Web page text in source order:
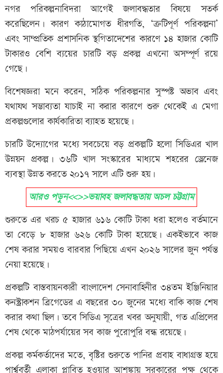
নগর পরিকল্পনাবিদরা আগেই জলাবদ্ধতার বিষয়ে সতর্ক
করেছিলেন। কারণ কাঠামোগত ধীরগতি, ‘ত্রুটিপূর্ণ পরিকল্পনা’
এবং সাম্প্রতিক প্রশাসনিক স্থগিতাদেশের কারণে ১৪ হাজার কোটি
টাকারও বেশি ব্যয়ের চারটি বড় প্রকল্প এখনো অসম্পূর্ণ রয়ে
গেছে।
বিশেষজ্ঞরা মনে করেন, সঠিক পরিকল্পনার সুস্পষ্ট অভাব এবং
যথাযথ সম্ভাব্যতা যাচাই না করার কারণে শুরু থেকেই এ মেগা
প্রকল্পগুলোর কার্যকারিতা ব্যাহত হয়েছে।
চারটি উদ্যোগের মধ্যে সবচেয়ে বড় প্রকল্পটি হলো সিডিএর খাল
উন্নয়ন প্রকল্প। ৩৬টি খাল সংস্কারের মাধ্যমে শহরের ড্রেনেজ
ব্যবস্থা উন্নত করতে ২০১৭ সালে এটি শুরু হয়।
আরও পড়ুন<<>>ভয়াবহ জলাবদ্ধতায় অচল চট্টগ্রাম
শুরুতে এর খরচ ৫ হাজার ৬১৬ কোটি টাকা ধরা হলেও বর্তমানে
তা বেড়ে ৮ হাজার ৬২৬ কোটি টাকা হয়েছে। একইভাবে কাজ
শেষ করার সময়ও বারবার পিছিয়ে এখন ২০২৬ সালের জুন পর্যন্ত
নেয়া হয়েছে।
প্রকল্পটি বাস্তবায়নকারী বাংলাদেশ সেনাবাহিনীর ৩৪তম ইঞ্জিনিয়ার
কনস্ট্রাকশন ব্রিগেডের এ বছরের ৩০ জুনের মধ্যে বাকি কাজ শেষ
করার কথা ছিল। তবে সিডিএ সূত্রের খবর অনুযায়ী, গত এপ্রিলের
শেষ থেকে মাঠপর্যায়ের সব কাজ পুরোপুরি বন্ধ রয়েছে।
প্রকল্প কর্মকর্তাদের মতে, বৃষ্টির শুরুতে পানির প্রবাহ বাধাগ্রস্ত হয়ে